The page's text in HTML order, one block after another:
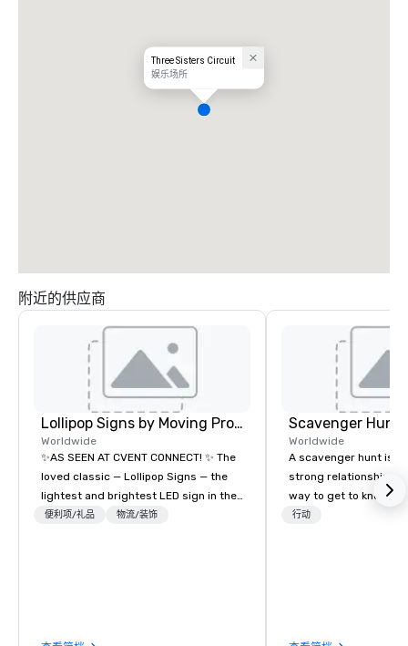
Three Sisters Circuit
娱乐场所
附近的供应商
Lollipop Signs by Moving Products
Worldwide
✨AS SEEN AT CVENT CONNECT! ✨ The
loved classic — Lollipop Signs — the
lightest and brightest LED sign in the
world • Open Seats in Dark
便利项/礼品 物流/装饰
Scavenger Hunt
Worldwide
A scavenger hunt is a
strong relationship-
way to get to know a
location and an
行动